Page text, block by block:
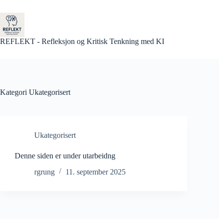
innholdet
REFLEKT - Refleksjon og Kritisk Tenkning med KI
Kategori Ukategorisert
Ukategorisert
Denne siden er under utarbeidng
rgrung
11. september 2025